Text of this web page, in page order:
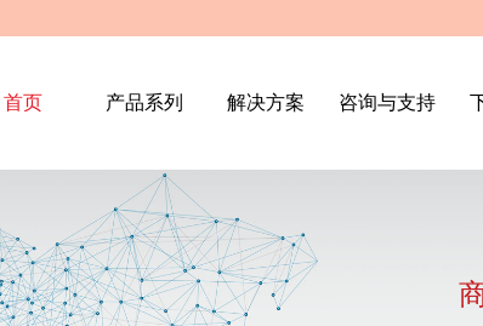
首页 产品系列 解决方案 咨询与支持